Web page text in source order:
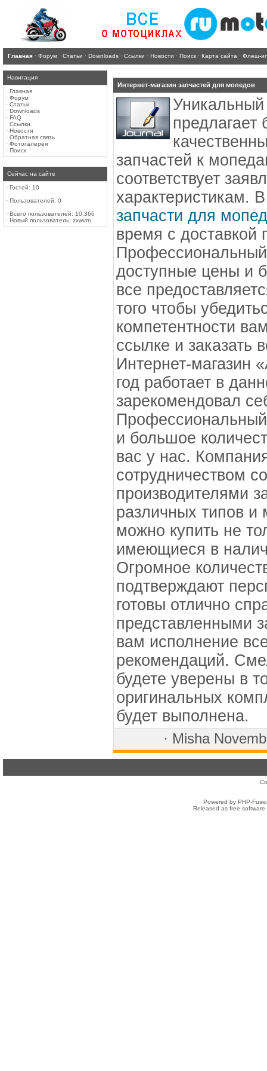
Главная · Форум · Статьи · Downloads · Ссылки · Новости · Поиск · Карта сайта · Флеш-
Навигация
· Главная
· Форум
· Статьи
· Downloads
· FAQ
· Ссылки
· Новости
· Обратная связь
· Фотогалерея
· Поиск
Сейчас на сайте
· Гостей: 10
· Пользователей: 0
· Всего пользователей: 10,366
· Новый пользователь: zxwvm
Интернет-магазин запчастей для мопедов
Уникальный
предлагает
запчастей к
соответствует
характеристикам.
запчасти для
время с доставкой
Профессиональный
доступные цены и
все
того чтобы
компетентности
ссылке и заказать
Интернет-магазин
год работает в
зарекомендовал
Профессиональный
и большое
вас у нас.
сотрудничеством
производителями
различных типов
можно купить не
имеющиеся в
Огромное
подтверждают
готовы отлично
представленными
вам исполнение
рекомендаций.
будете уверены в
оригинальных
будет выполнена.
· Misha
Powered by PHP-
Released as free